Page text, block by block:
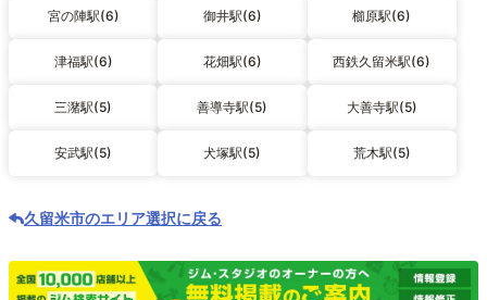
宮の陣駅(6) 御井駅(6) 櫛原駅(6)
津福駅(6) 花畑駅(6) 西鉄久留米駅(6)
三潴駅(5) 善導寺駅(5) 大善寺駅(5)
安武駅(5) 犬塚駅(5) 荒木駅(5)
久留米市のエリア選択に戻る